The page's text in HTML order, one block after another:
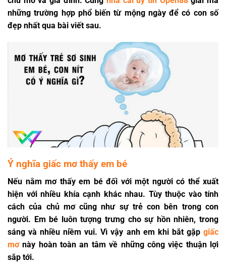
những trường hợp phổ biến từ mộng ngày để có con số
đẹp nhất qua bài viết sau.
Ý nghĩa giấc mơ thấy em bé
Nếu nằm mơ thấy em bé đối với một người có thể xuất
hiện với nhiều khía cạnh khác nhau. Tùy thuộc vào tính
cách của chủ mơ cũng như sự trẻ con bên trong con
người. Em bé luôn tượng trưng cho sự hồn nhiên, trong
sáng và nhiều niềm vui. Vì vậy anh em khi bắt gặp giấc
mơnày hoàn toàn an tâm về những công việc thuận lợi
sắp tới.